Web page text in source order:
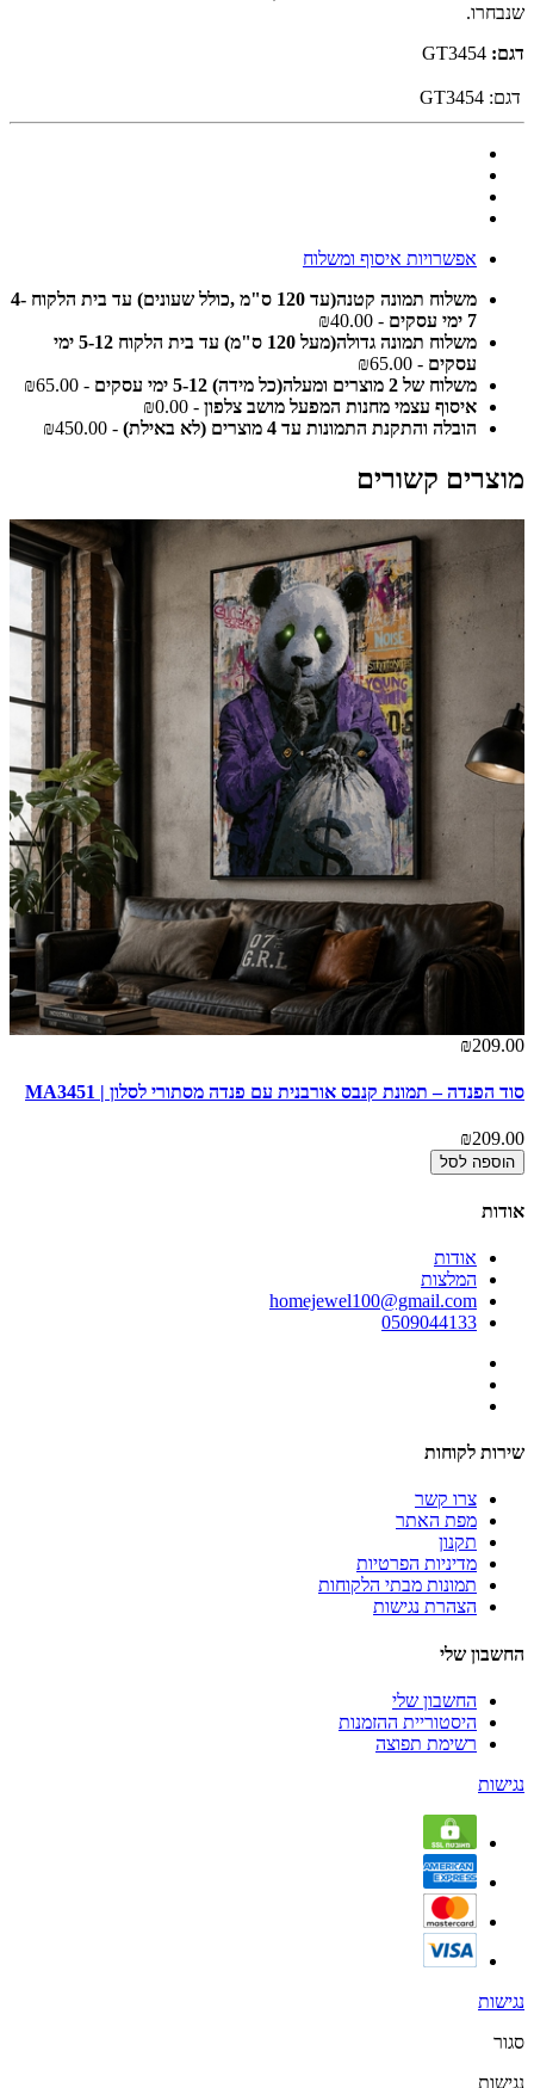
שנבחרו.
דגם:
דגם: GT3454
אפשרויות איסוף ומשלוח
משלוח תמונה קטנה(עד 120 ס"מ ,כולל שעונים) עד בית הלקוח 4-
7 ימי עסקים
- ₪40.00
משלוח תמונה גדולה(מעל 120 ס"מ) עד בית הלקוח 5-12 ימי
עסקים - ₪65.00
משלוח של 2 מוצרים ומעלה(כל מידה) 5-12 ימי עסקים
- ₪65.00
איסוף עצמי מחנות המפעל מושב צלפון - ₪0.00
הובלה והתקנת התמונות עד 4 מוצרים (לא באילת)
- ₪450.00
מוצרים קשורים
₪209.00
סוד הפנדה – תמונת קנבס אורבנית עם פנדה מסתורי לסלון | MA3451
₪209.00
הוספה לסל
אודות
אודות
המלצות
homejewel100@gmail.com
0509044133
שירות לקוחות
צרו קשר
מפת האתר
תקנון
מדיניות הפרטיות
תמונות מבתי הלקוחות
הצהרת נגישות
החשבון שלי
החשבון שלי
היסטוריית ההזמנות
רשימת תפוצה
נגישות
נגישות
סגור
נגישות